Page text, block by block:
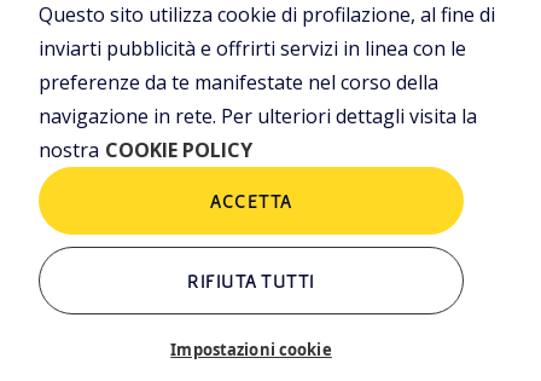
C. Fiscale e Registro Imprese di Roma
n. 00484960588
Partita IVA
n. 00905811006
Altri Link
Chi siamo
Territorio
Persone
Ambiente
Energy Valley
Documentazione
Questo sito utilizza cookie di profilazione, al fine di
inviarti pubblicità e offrirti servizi in linea con le
preferenze da te manifestate nel corso della
navigazione in rete. Per ulteriori dettagli visita la
nostra COOKIE POLICY
Impostazioni cookie
RIFIUTA TUTTI
ACCETTA